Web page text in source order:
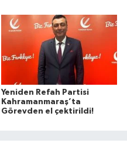
Yeniden Refah Partisi
Kahramanmaraş’ta
Görevden el çektirildi!